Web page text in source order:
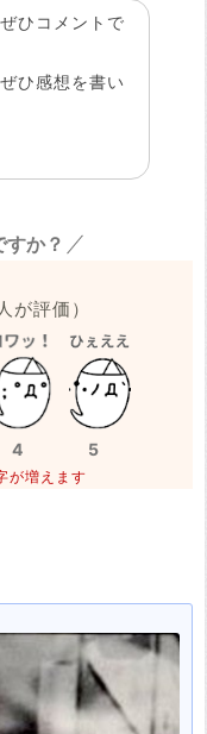
ひコメントで
ひ感想を書い
か？
が評価）
4 5
が増えます